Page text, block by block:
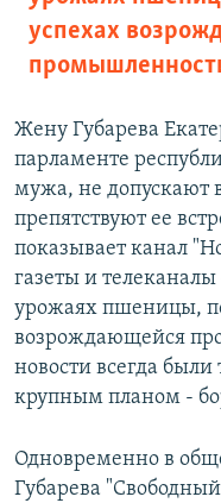
успехах
Жену Губарева
парламенте
мужа, не допускают
препятствуют ее
показывает канал
газеты и
урожаях пшеницы,
возрождающейся
новости всегда были
крупным планом -
Одновременно в
Губарева